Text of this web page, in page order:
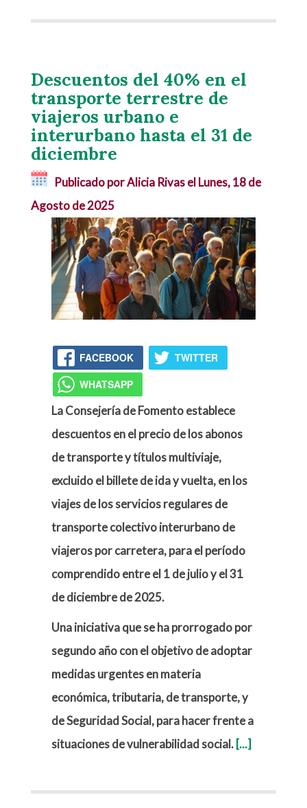
Descuentos del 40% en el
transporte terrestre de
viajeros urbano e
interurbano hasta el 31 de
diciembre
Publicado por Alicia Rivas elLunes, 18 de
Agosto de 2025
FACEBOOK
TWITTER
WHATSAPP
La Consejería de Fomento establece
descuentos en el precio de los abonos
de transporte y títulos multiviaje,
excluido el billete de ida y vuelta, en los
viajes de los servicios regulares de
transporte colectivo interurbano de
viajeros por carretera, para el período
comprendido entre el 1 de julio y el 31
de diciembre de 2025.
Una iniciativa que se ha prorrogadopor
segundo añocon el objetivo de adoptar
medidas urgentes en materia
económica, tributaria, de transporte, y
de Seguridad Social, para hacer frente a
situaciones de vulnerabilidad social. [...]